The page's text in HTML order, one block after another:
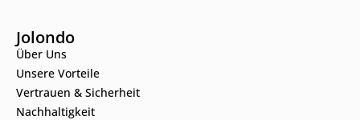
Jolondo
Über Uns
Unsere Vorteile
Vertrauen & Sicherheit
Nachhaltigkeit